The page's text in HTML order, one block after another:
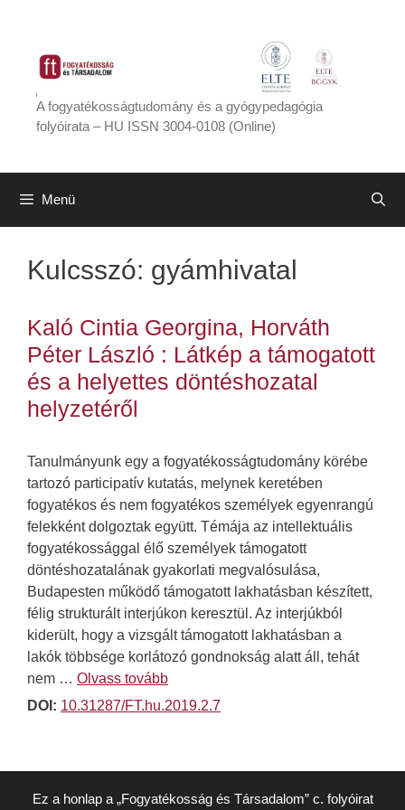
tartalomba
A fogyatékosságtudomány és a gyógypedagógia
folyóirata – HU ISSN 3004-0108 (Online)
Menü
Kulcsszó: gyámhivatal
Kaló Cintia Georgina, Horváth
Péter László : Látkép a támogatott
és a helyettes döntéshozatal
helyzetéről
Tanulmányunk egy a fogyatékosságtudomány körébe
tartozó participatív kutatás, melynek keretében
fogyatékos és nem fogyatékos személyek egyenrangú
felekként dolgoztak együtt. Témája az intellektuális
fogyatékossággal élő személyek támogatott
döntéshozatalának gyakorlati megvalósulása,
Budapesten működő támogatott lakhatásban készített,
félig strukturált interjúkon keresztül. Az interjúkból
kiderült, hogy a vizsgált támogatott lakhatásban a
lakók többsége korlátozó gondnokság alatt áll, tehát
nem … Olvass tovább
DOI: 10.31287/FT.hu.2019.2.7
Ez a honlap a „Fogyatékosság és Társadalom” c. folyóirat